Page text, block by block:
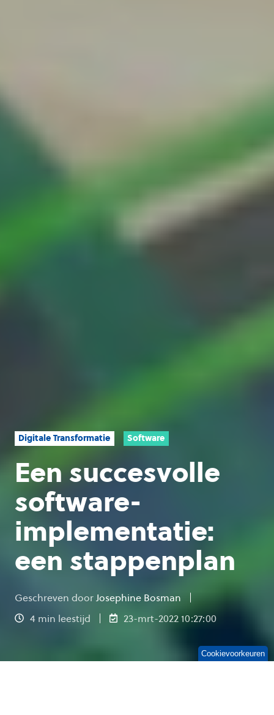
Digitale Transformatie Software
Een succesvolle
software-
implementatie:
een stappenplan
Geschreven doorJosephine Bosman
4 min leestijd
23-mrt-2022 10:27:00
Cookievoorkeuren